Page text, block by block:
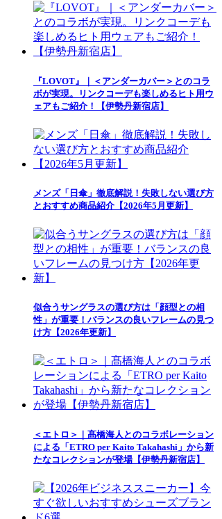
『LOVOT』｜＜アンダーカバー＞とのコラ
ボが実現。リンクコーデも楽しめるヒト用ウ
ェアもご紹介！【伊勢丹新宿店】
メンズ「日傘」徹底解説！失敗しない選び方
とおすすめ商品紹介【2026年5月更新】
似合うサングラスの選び方は「顔型との相
性」が重要！バランスの良いフレームの見つ
け方【2026年更新】
＜エトロ＞｜髙橋海人とのコラボレーション
による「ETRO per Kaito Takahashi」から新
たなコレクションが登場【伊勢丹新宿店】